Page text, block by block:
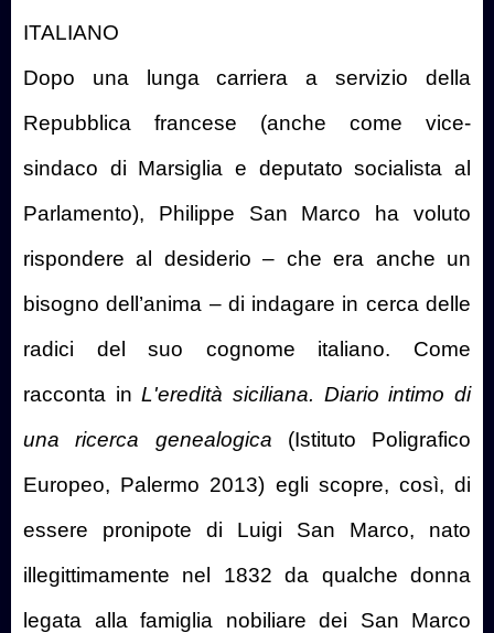
ITALIANO
Dopo una lunga carriera a servizio della
Repubblica francese (anche come vice-
sindaco di Marsiglia e deputato socialista al
Parlamento), Philippe San Marco ha voluto
rispondere al desiderio – che era anche un
bisogno dell’anima – di indagare in cerca delle
radici del suo cognome italiano. Come
racconta in L'eredità siciliana. Diario intimo di
una ricerca genealogica (Istituto Poligrafico
Europeo, Palermo 2013) egli scopre, così, di
essere pronipote di Luigi San Marco, nato
illegittimamente nel 1832 da qualche donna
legata alla famiglia nobiliare dei San Marco